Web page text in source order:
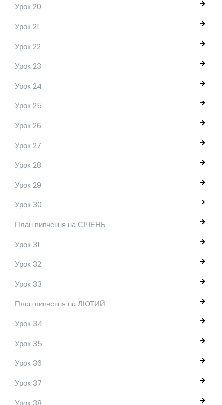
Урок 20
Урок 21
Урок 22
Урок 23
Урок 24
Урок 25
Урок 26
Урок 27
Урок 28
Урок 29
Урок 30
План вивчення на СІЧЕНЬ
Урок 31
Урок 32
Урок 33
План вивчення на ЛЮТИЙ
Урок 34
Урок 35
Урок 36
Урок 37
Урок 38